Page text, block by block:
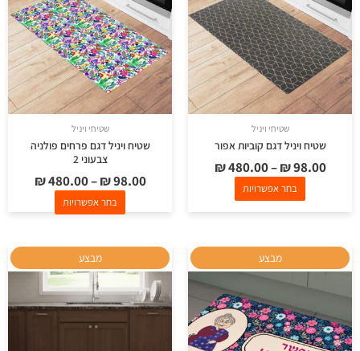
שטיחי ויניל
שטיח ויניל דגם קוביות אפור
₪98.00
–
₪480.00
בחר אפשרויות
סוגים.
ניתן
לבחור
את
האפשרויות
בעמוד
שטיחי ויניל
שטיח ויניל דגם פרחים פולניה
צבעוני 2
₪98.00
–
₪480.00
בחר אפשרויות
סוגים.
ניתן
לבחור
את
האפשרויות
בעמוד
מבצע
זה
יש
מספר
סוגים.
מבצע
זה
יש
מספר